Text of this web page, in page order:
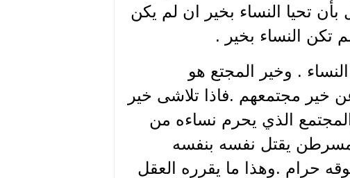
تحيا النساء بخير ان لم يكن
تكن النساء بخير .
. وخير المجتع هو
خير مجتمعهم .فاذا تلاشى خير
الذي يحرم نساءه من
يقتل نفسه بنفسه
حرام .وهذا ما يقرره العقل